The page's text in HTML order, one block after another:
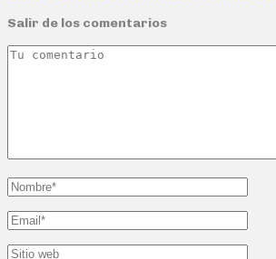
Salir de los comentarios